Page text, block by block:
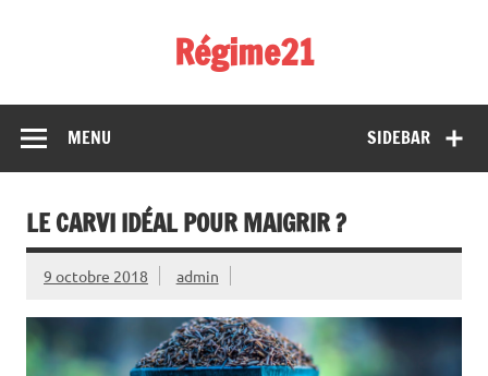
Régime21
SIDEBAR
MENU
LE CARVI IDÉAL POUR MAIGRIR ?
9 octobre 2018 admin